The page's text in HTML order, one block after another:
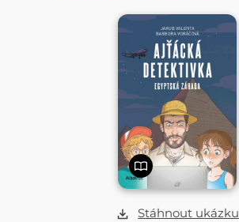
Stáhnout ukázku